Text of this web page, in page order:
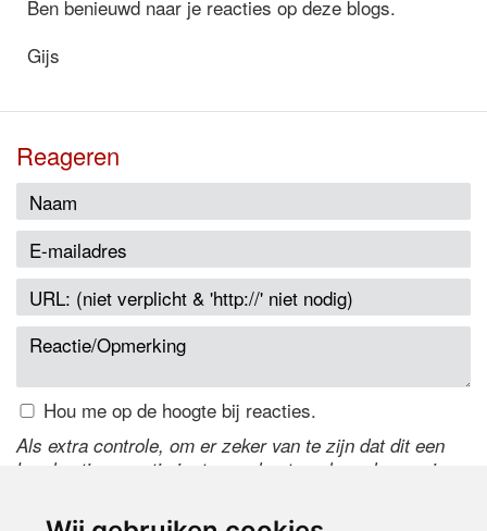
Ben benieuwd naar je reacties op deze blogs.
Gijs
Reageren
Hou me op de hoogte bij reacties.
Als extra controle, om er zeker van te zijn dat dit een
handmatige reactie is, typ onderstaande code over in
de code te wijzigen.